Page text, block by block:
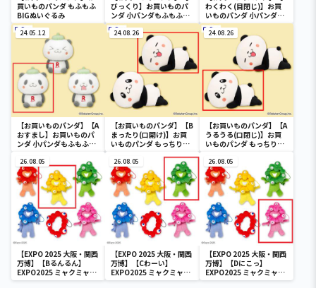
買いものパンダ もふもふ
BIGぬいぐるみ
びっくり】お買いものパ
ンダ 小パンダもふもふぬ
いぐるみ
わくわく(目閉じ)】お買
いものパンダ 小パンダも
ふもふぬいぐるみ
24.05.12
【お買いものパンダ】【A
おすまし】お買いものパ
ンダ 小パンダもふもふぬ
24.08.26
【お買いものパンダ】【B
まったり(口開け)】お買
いものパンダ もっちり
24.08.26
【お買いものパンダ】【A
うるうる(口閉じ)】お買
いものパンダ もっちり
26.08.05
【EXPO 2025 大阪・関西
万博】【Bるんるん】
EXPO2025 ミャクミャク
カラフルゴム紐付きぬい
26.08.05
【EXPO 2025 大阪・関西
万博】【Cわーい】
EXPO2025 ミャクミャク
カラフルゴム紐付きぬい
26.08.05
【EXPO 2025 大阪・関西
万博】【Dにこっ】
EXPO2025 ミャクミャク
カラフルゴム紐付きぬい